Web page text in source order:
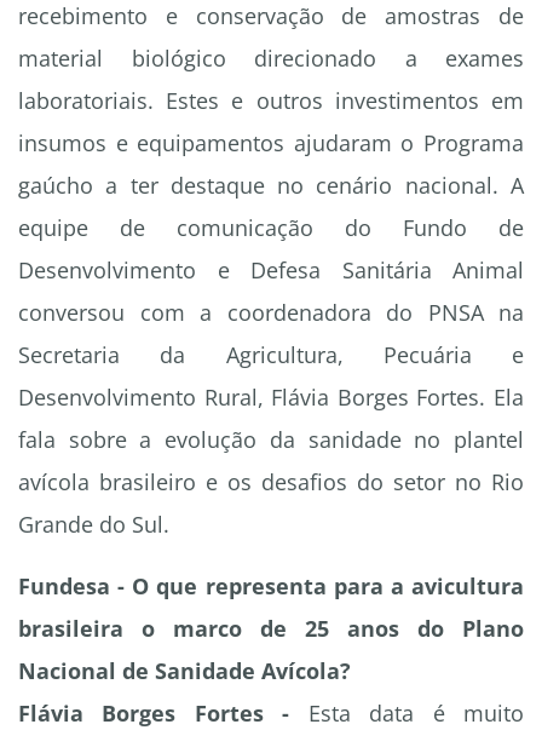
recebimento e conservação de amostras de
material biológico direcionado a exames
laboratoriais. Estes e outros investimentos em
insumos e equipamentos ajudaram o Programa
gaúcho a ter destaque no cenário nacional. A
equipe de comunicação do Fundo de
Desenvolvimento e Defesa Sanitária Animal
conversou com a coordenadora do PNSA na
Secretaria da Agricultura, Pecuária e
Desenvolvimento Rural, Flávia Borges Fortes. Ela
fala sobre a evolução da sanidade no plantel
avícola brasileiro e os desafios do setor no Rio
Grande do Sul.
Fundesa - O que representa para a avicultura
brasileira o marco de 25 anos do Plano
Nacional de Sanidade Avícola?
Flávia Borges Fortes - Esta data é muito